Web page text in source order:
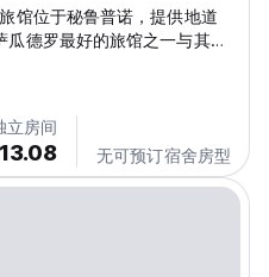
馆位于秘鲁普诺，提供地道
德罗最好的旅馆之一与其他
立房间
无可预订宿舍房型